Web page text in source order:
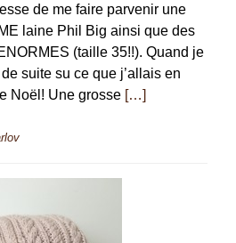
de me faire parvenir une
laine Phil Big ainsi que des
(taille 35!!). Quand je
suite su ce que j’allais en
Noël! Une grosse […]